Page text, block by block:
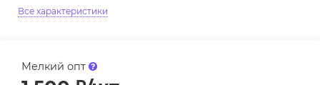
Все характеристики
Мелкий опт